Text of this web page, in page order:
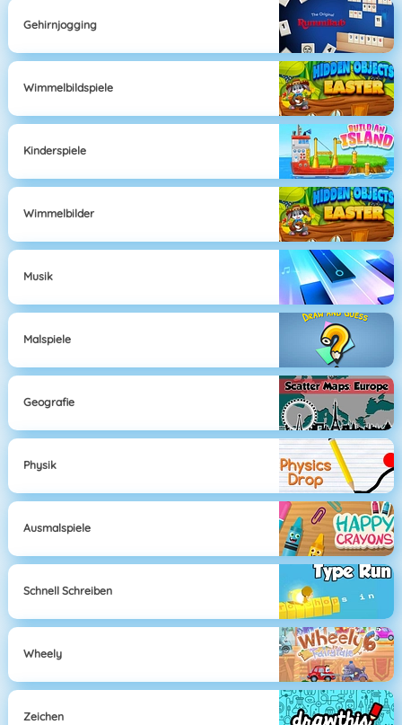
Gehirnjogging
Wimmelbildspiele
Kinderspiele
Wimmelbilder
Musik
Malspiele
Geografie
Physik
Ausmalspiele
Schnell Schreiben
Wheely
Zeichen